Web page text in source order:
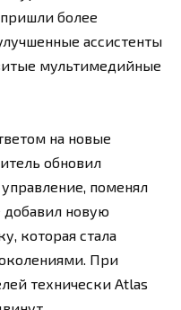
более
ассистенты
мультимедийные
на новые
обновил
поменял
добавил новую
которая стала
При
технически Atlas